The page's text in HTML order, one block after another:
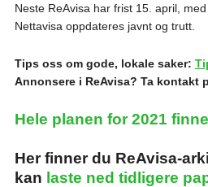
Neste ReAvisa har frist 15. april,
Nettavisa oppdateres javnt og trutt.
Tips oss om gode, lokale saker:
Annonsere i ReAvisa? Ta kontakt
Hele planen for 2021
Her finner du ReAvisa-
kan laste ned tidligere